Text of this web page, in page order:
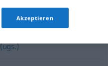
Akzeptieren